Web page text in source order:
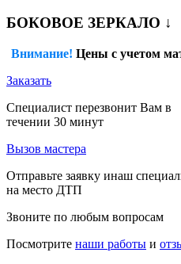
БОКОВОЕ ЗЕРКАЛО ↓
Внимание! Цены с учетом
Заказать
Специалист перезвонит Вам в
течении 30 минут
Вызов мастера
Отправьте заявку инаш
на место ДТП
Звоните по любым вопросам
Посмотрите наши работы и